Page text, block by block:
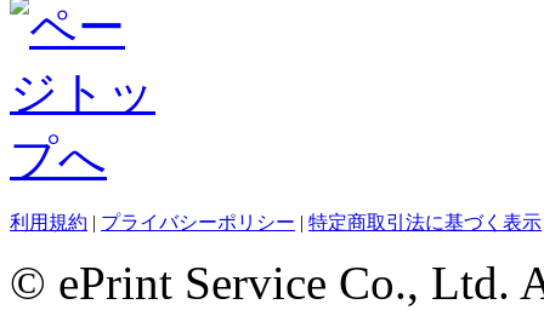
利用規約 | プライバシーポリシー | 特定商取引法に基づく表示
© ePrint Service Co., Ltd.